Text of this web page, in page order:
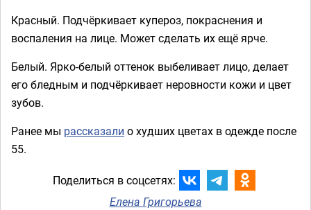
Красный. Подчёркивает купероз, покраснения и
воспаления на лице. Может сделать их ещё ярче.
Белый. Ярко-белый оттенок выбеливает лицо, делает
его бледным и подчёркивает неровности кожи и цвет
зубов.
Ранее мы рассказали о худших цветах в одежде после
55.
Поделиться в соцсетях:
Елена Григорьева